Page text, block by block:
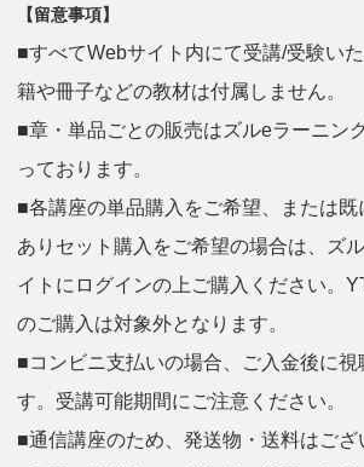
【留意事項】
■すべてWebサイト内にて受講/受験い
籍や冊子などの教材は付属しません。
■章・単品ごとの販売はズルeラーニン
っております。
■各講座の単品購入をご希望、または
ありセット購入をご希望の場合は、ズ
イトにログインの上ご購入ください。
のご購入は対象外となります。
■コンビニ支払いの場合、ご入金後に視
す。受講可能期間にご注意ください。
■通信講座のため、発送物・送料はござ